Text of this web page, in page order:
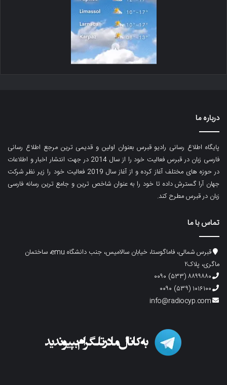
درباره ما
پایگاه اطلاع رسانی رادیو قبرس بعنوان اولین و قدیمی ترین مرجع اطلاع رسانی
فارسی زبان در قبرس فعالیت خود را از سال 2014 در جهت انتشار اخبار و اطلاعات
در حوزه های مختلف آغاز کرده و از آغاز سال 2019 فعالیت خود را زیر نظر شرکت
جهان آرا گسترش داده تا خود را به عنوان شاخص ترین و جامع ترین رسانه فارسی
زبان در قبرس مطرح کند.
تماس با ما
قبرس شمالی، فاماگوستا، خیابان سالامیس، جنب دانشگاه emu، ساختمان
ماگری، پلاک۲
۸۸۹۹۸۸۰ (۵۳۳) ۰۰۹۰
۱۰۱۶۱۰۰ (۵۳۹) ۰۰۹۰
info@radiocyp.com